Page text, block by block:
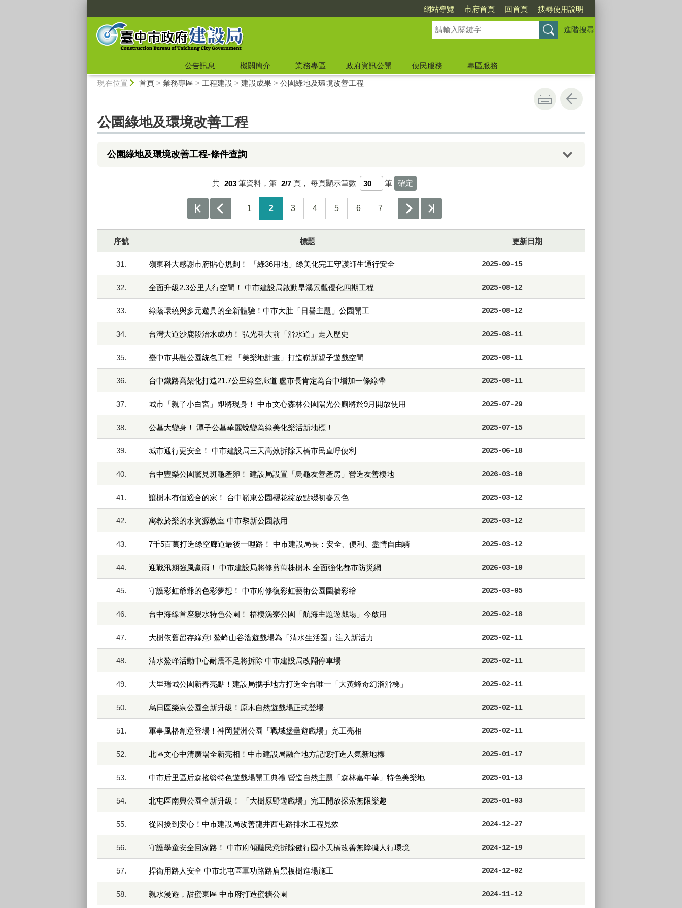
網站導覽 市府首頁 回首頁 搜尋使用說明
進階搜尋
公告訊息 機關簡介 業務專區 政府資訊公開 便民服務
專區服務
現在位置 首頁> 業務專區 > 工程建設 > 建設成果> 公園綠地及環境改善工程
公園綠地及環境改善工程
公園綠地及環境改善工程-條件查詢
共 203 筆資料，第 2/7 頁， 每頁顯示筆數 筆
1 2 3 4 5 6 7
序號 標題 更新日期
31. 嶺東科大感謝市府貼心規劃！ 「綠36用地」綠美化完工守護師生通行安全 2025-09-15
32. 全面升級2.3公里人行空間！ 中市建設局啟動旱溪景觀優化四期工程 2025-08-12
33. 綠蔭環繞與多元遊具的全新體驗！中市大肚「日晷主題」公園開工 2025-08-12
34. 台灣大道沙鹿段治水成功！ 弘光科大前「滑水道」走入歷史 2025-08-11
35. 臺中市共融公園統包工程 「美樂地計畫」打造嶄新親子遊戲空間 2025-08-11
36. 台中鐵路高架化打造21.7公里綠空廊道 盧市長肯定為台中增加一條綠帶 2025-08-11
37. 城市「親子小白宮」即將現身！ 中市文心森林公園陽光公廁將於9月開放使用 2025-07-29
38. 公墓大變身！ 潭子公墓華麗蛻變為綠美化樂活新地標！ 2025-07-15
39. 城市通行更安全！ 中市建設局三天高效拆除天橋市民直呼便利 2025-06-18
40. 台中豐樂公園驚見斑龜產卵！ 建設局設置「烏龜友善產房」營造友善棲地 2026-03-10
41. 讓樹木有個適合的家！ 台中嶺東公園櫻花綻放點綴初春景色 2025-03-12
42. 寓教於樂的水資源教室 中市黎新公園啟用 2025-03-12
43. 7千5百萬打造綠空廊道最後一哩路！ 中市建設局長：安全、便利、盡情自由騎 2025-03-12
44. 迎戰汛期強風豪雨！ 中市建設局將修剪萬株樹木 全面強化都市防災網 2026-03-10
45. 守護彩虹爺爺的色彩夢想！ 中市府修復彩虹藝術公園圍牆彩繪 2025-03-05
46. 台中海線首座親水特色公園！ 梧棲漁寮公園「航海主題遊戲場」今啟用 2025-02-18
47. 大樹依舊留存綠意! 鰲峰山谷溜遊戲場為「清水生活圈」注入新活力 2025-02-11
48. 清水鰲峰活動中心耐震不足將拆除 中市建設局改闢停車場 2025-02-11
49. 大里瑞城公園新春亮點！建設局攜手地方打造全台唯一「大黃蜂奇幻溜滑梯」 2025-02-11
50. 烏日區榮泉公園全新升級！原木自然遊戲場正式登場 2025-02-11
51. 軍事風格創意登場！神岡豐洲公園「戰域堡壘遊戲場」完工亮相 2025-02-11
52. 北區文心中清廣場全新亮相！中市建設局融合地方記憶打造人氣新地標 2025-01-17
53. 中市后里區后森搖籃特色遊戲場開工典禮 營造自然主題「森林嘉年華」特色美樂地 2025-01-13
54. 北屯區南興公園全新升級！ 「大樹原野遊戲場」完工開放探索無限樂趣 2025-01-03
55. 從困擾到安心！中市建設局改善龍井西屯路排水工程見效 2024-12-27
56. 守護學童安全回家路！ 中市府傾聽民意拆除健行國小天橋改善無障礙人行環境 2024-12-19
57. 捍衛用路人安全 中市北屯區軍功路路肩黑板樹進場施工 2024-12-02
58. 親水漫遊，甜蜜東區 中市府打造蜜糖公園 2024-11-12